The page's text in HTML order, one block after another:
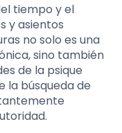
tiempo y el
y asientos
no solo es una
sino también
de la psique
la búsqueda de